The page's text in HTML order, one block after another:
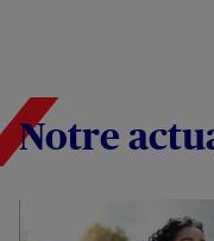
Notre